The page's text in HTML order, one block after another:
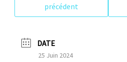
précédent
DATE
25 Juin 2024